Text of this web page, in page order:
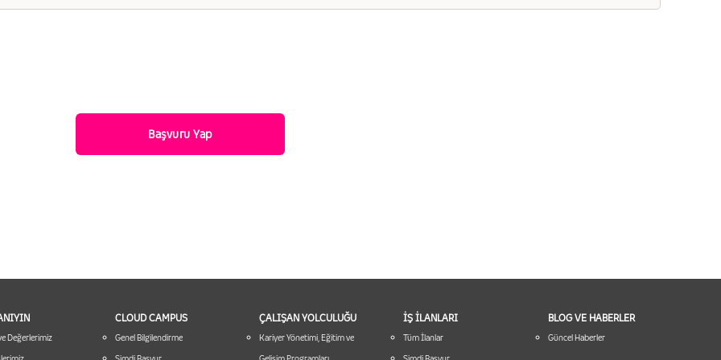
Değerlerimiz
CLOUD CAMPUS
Genel Bilgilendirme
ÇALIŞAN YOLCULUĞU
Kariyer Yönetimi, Eğitim ve
İŞ İLANLARI
Tüm İlanlar
BLOG VE HABERLER
Güncel Haberler